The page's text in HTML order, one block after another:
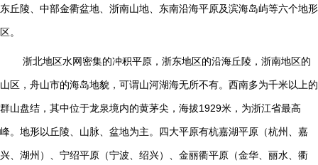
东丘陵、中部金衢盆地、浙南山地、东南沿海平原及滨海岛屿等六个地形
区。
浙北地区水网密集的冲积平原，浙东地区的沿海丘陵，浙南地区的
山区，舟山市的海岛地貌，可谓山河湖海无所不有。西南多为千米以上的
群山盘结，其中位于龙泉境内的黄茅尖，海拔1929米，为浙江省最高
峰。地形以丘陵、山脉、盆地为主。四大平原有杭嘉湖平原（杭州、嘉
兴、湖州）、宁绍平原（宁波、绍兴）、金丽衢平原（金华、丽水、衢